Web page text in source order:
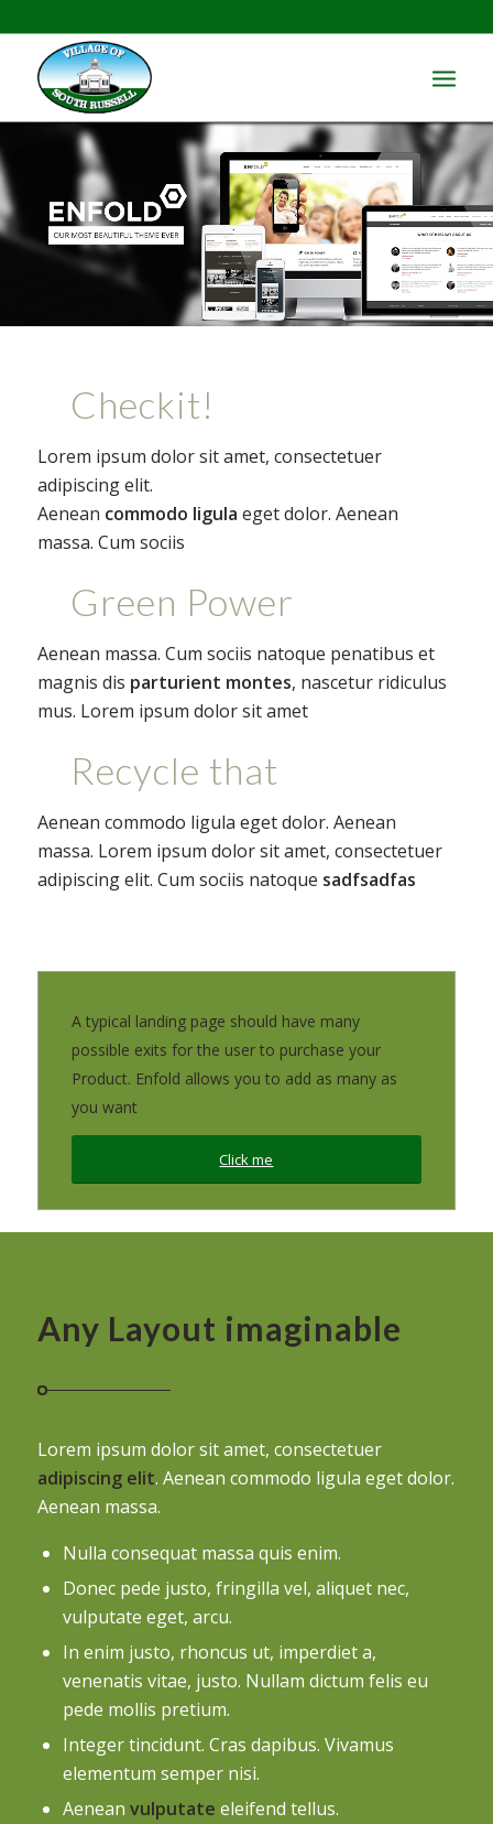
Checkit!
Lorem ipsum dolor sit amet, consectetuer
adipiscing elit.
Aenean commodo ligula eget dolor. Aenean
massa. Cum sociis
Green Power
Aenean massa. Cum sociis natoque penatibus et
magnis dis parturient montes, nascetur ridiculus
mus. Lorem ipsum dolor sit amet
Recycle that
Aenean commodo ligula eget dolor. Aenean
massa. Lorem ipsum dolor sit amet, consectetuer
adipiscing elit. Cum sociis natoque sadfsadfas
A typical landing page should have many
possible exits for the user to purchase your
Product. Enfold allows you to add as many as
you want
Click me
Any Layout imaginable
Lorem ipsum dolor sit amet, consectetuer
adipiscing elit. Aenean commodo ligula eget dolor.
Aenean massa.
Nulla consequat massa quis enim.
Donec pede justo, fringilla vel, aliquet nec,
vulputate eget, arcu.
In enim justo, rhoncus ut, imperdiet a,
venenatis vitae, justo. Nullam dictum felis eu
pede mollis pretium.
Integer tincidunt. Cras dapibus. Vivamus
elementum semper nisi.
Aenean vulputate eleifend tellus.